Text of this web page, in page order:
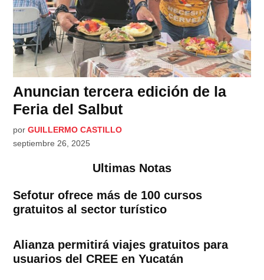
Anuncian tercera edición de la
Feria del Salbut
por GUILLERMO CASTILLO
septiembre 26, 2025
Ultimas Notas
Sefotur ofrece más de 100 cursos
gratuitos al sector turístico
Alianza permitirá viajes gratuitos para
usuarios del CREE en Yucatán